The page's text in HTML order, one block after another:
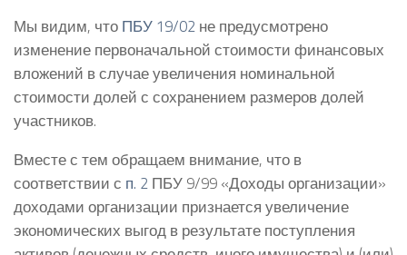
Мы видим, что ПБУ 19/02 не предусмотрено
изменение первоначальной стоимости финансовых
вложений в случае увеличения номинальной
стоимости долей с сохранением размеров долей
участников.
Вместе с тем обращаем внимание, что в
соответствии с п. 2 ПБУ 9/99 «Доходы организации»
доходами организации признается увеличение
экономических выгод в результате поступления